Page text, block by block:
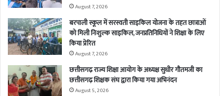
August 7, 2026
बरपाली स्कूल में सरस्वती साइकिल योजना के तहत छात्राओं
को मिली निःशुल्क साइकिल, जनप्रतिनिधियों ने शिक्षा के लिए
किया प्रेरित
August 7, 2026
छत्तीसगढ़ राज्य शिक्षा आयोग के अध्यक्ष सुधीर गौतमजी का
छत्तीसगढ़ शिक्षक संघ द्वारा किया गया अभिनंदन
August 5, 2026